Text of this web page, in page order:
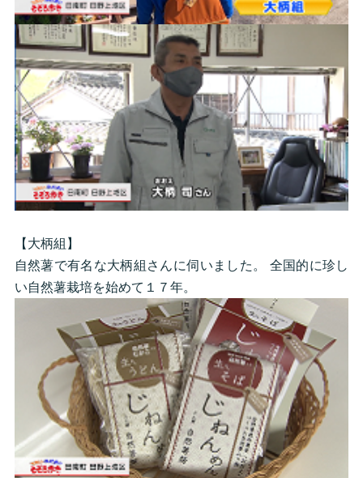
【大柄組】
自然薯で有名な大柄組さんに伺いました。 全国的に珍し
い自然薯栽培を始めて１７年。